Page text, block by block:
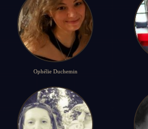
Ophélie Duchemin